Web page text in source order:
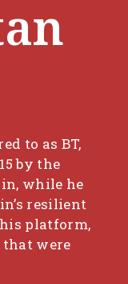
to as BT,
by the
while he
resilient
platform,
were